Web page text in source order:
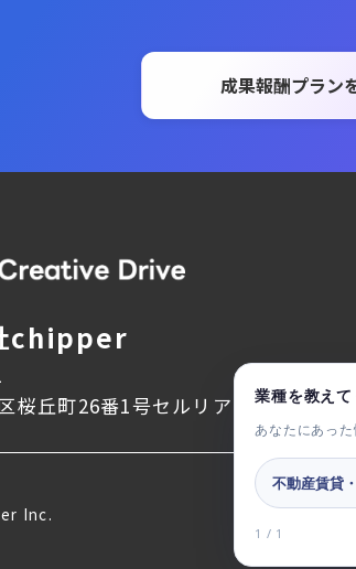
成果報酬プラン
chipper
桜丘町26番1号セルリアンタワー15階
Inc.
業種を教えて
あなたにあった
不動産賃貸
1 / 1